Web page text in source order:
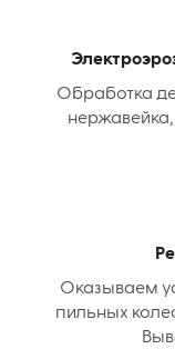
Обработка
Оказываем
пильных